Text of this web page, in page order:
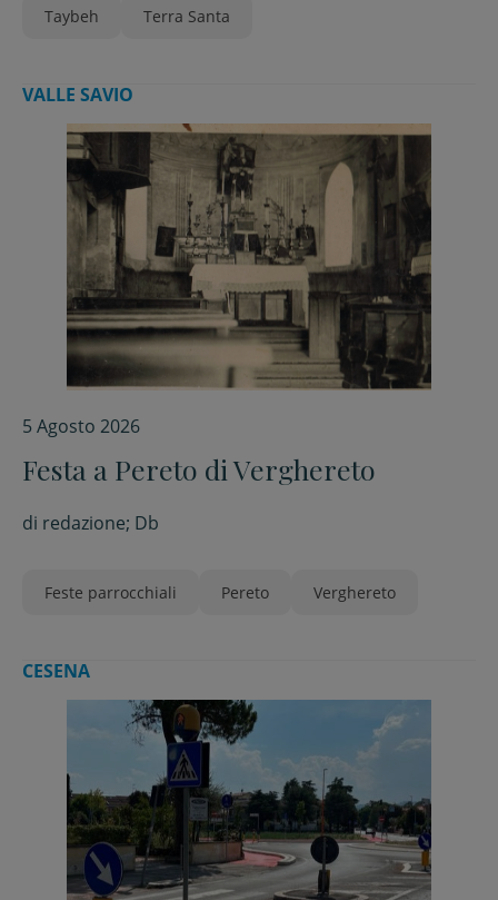
Taybeh Terra Santa
VALLE SAVIO
5 Agosto 2026
Festa a Pereto di Verghereto
di redazione; Db
Feste parrocchiali Pereto Verghereto
CESENA